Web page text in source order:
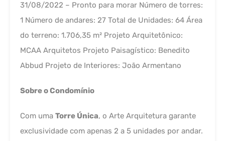
31/08/2022 – Pronto para morar Número de torres:
1 Número de andares: 27 Total de Unidades: 64 Área
do terreno: 1.706,35 m² Projeto Arquitetônico:
MCAA Arquitetos Projeto Paisagístico: Benedito
Abbud Projeto de Interiores: João Armentano
Sobre o Condomínio
Com uma Torre Única, o Arte Arquitetura garante
exclusividade com apenas 2 a 5 unidades por andar.